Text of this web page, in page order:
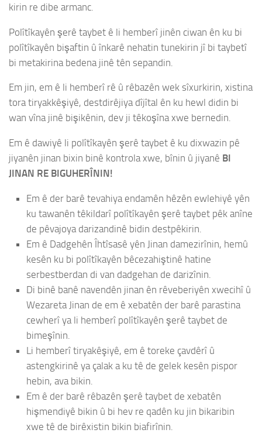
kirin re dibe armanc.
Polîtîkayên şerê taybet ê li hemberî jinên ciwan ên ku bi
polîtîkayên bişaftin û înkarê nehatin tunekirin jî bi taybetî
bi metakirina bedena jinê tên sepandin.
Em jin, em ê li hemberî rê û rêbazên wek sîxurkirin, xistina
tora tiryakkêşiyê, destdirêjiya dîjîtal ên ku hewl didin bi
wan vîna jinê bişikênin, dev ji têkoşîna xwe bernedin.
Em ê dawiyê li polîtîkayên şerê taybet ê ku dixwazin pê
jiyanên jinan bixin binê kontrola xwe, bînin û jiyanê BI
JINAN RE BIGUHERÎNIN!
Em ê der barê tevahiya endamên hêzên ewlehiyê yên
ku tawanên têkildarî polîtîkayên şerê taybet pêk anîne
de pêvajoya darizandinê bidin destpêkirin.
Em ê Dadgehên Îhtîsasê yên Jinan damezirînin, hemû
kesên ku bi polîtîkayên bêcezahiştinê hatine
serbestberdan di van dadgehan de darizînin.
Di binê banê navendên jinan ên rêveberiyên xwecihî û
Wezareta Jinan de em ê xebatên der barê parastina
cewherî ya li hemberî polîtîkayên şerê taybet de
bimeşînin.
Li hemberî tiryakêşiyê, em ê toreke çavdêrî û
astengkirinê ya çalak a ku tê de gelek kesên pispor
hebin, ava bikin.
Em ê der barê rêbazên şerê taybet de xebatên
hişmendiyê bikin û bi hev re qadên ku jin bikaribin
xwe tê de birêxistin bikin biafirînin.